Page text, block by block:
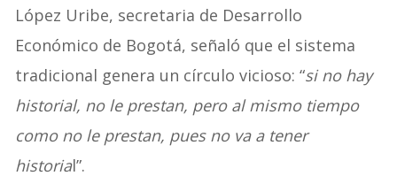
López Uribe, secretaria de Desarrollo
Económico de Bogotá, señaló que el sistema
tradicional genera un círculo vicioso: “si no hay
historial, no le prestan, pero al mismo tiempo
como no le prestan, pues no va a tener
historial”.